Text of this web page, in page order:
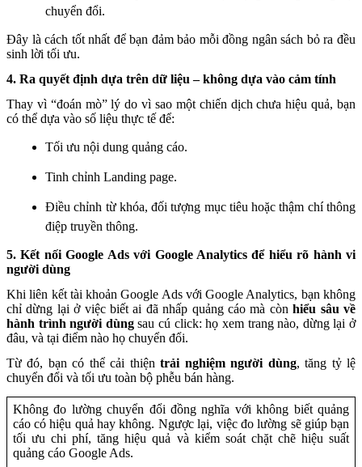
chuyển đổi.
Đây là cách tốt nhất để bạn đảm bảo mỗi đồng ngân sách bỏ ra đều
sinh lời tối ưu.
4. Ra quyết định dựa trên dữ liệu – không dựa vào cảm tính
Thay vì “đoán mò” lý do vì sao một chiến dịch chưa hiệu quả, bạn
có thể dựa vào số liệu thực tế để:
Tối ưu nội dung quảng cáo.
Tinh chỉnh Landing page.
Điều chỉnh từ khóa, đối tượng mục tiêu hoặc thậm chí thông
điệp truyền thông.
5. Kết nối Google Ads với Google Analytics để hiểu rõ hành vi
người dùng
Khi liên kết tài khoản Google Ads với Google Analytics, bạn không
chỉ dừng lại ở việc biết ai đã nhấp quảng cáo mà cònhiểu sâu về
hành trình người dùngsau cú click: họ xem trang nào, dừng lại ở
đâu, và tại điểm nào họ chuyển đổi.
Từ đó, bạn có thể cải thiệntrải nghiệm người dùng, tăng tỷ lệ
chuyển đổi và tối ưu toàn bộ phễu bán hàng.
Không đo lường chuyển đổi đồng nghĩa với không biết quảng
cáo có hiệu quả hay không. Ngược lại, việc đo lường sẽ giúp bạn
tối ưu chi phí, tăng hiệu quả và kiểm soát chặt chẽ hiệu suất
quảng cáo Google Ads.